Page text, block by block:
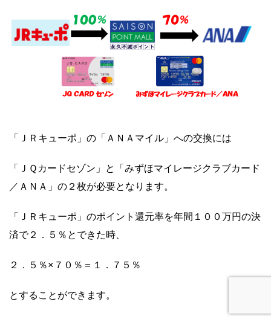
「ＪＲキューポ」の「ＡＮＡマイル」への交換には
「ＪＱカードセゾン」と「みずほマイレージクラブカード
／ＡＮＡ」の２枚が必要となります。
「ＪＲキューポ」のポイント還元率を年間１００万円の決
済で２．５％とできた時、
２．５％×７０％＝１．７５％
とすることができます。